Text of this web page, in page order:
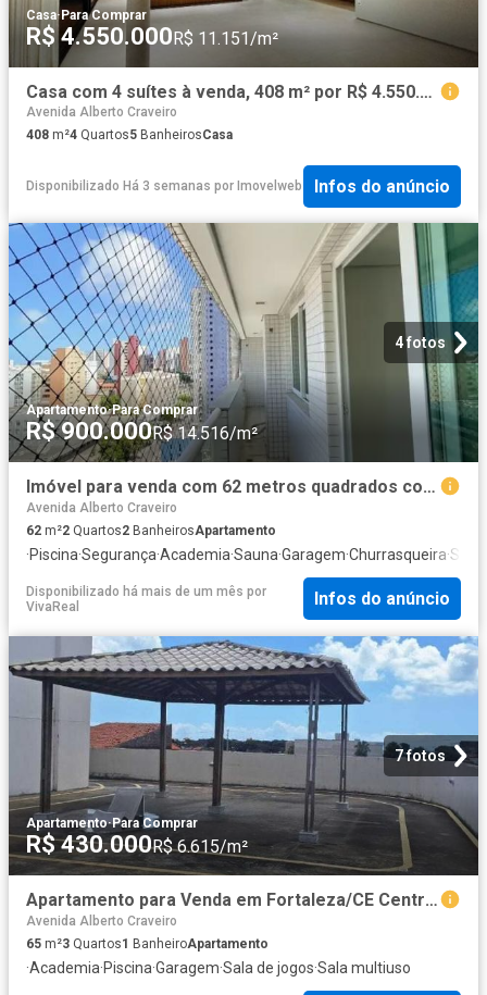
Casa·Para Comprar
R$ 4.550.000R$ 11.151/m²
Casa com 4 suítes à venda, 408 m² por R$ 4.550.000 Condomínio Mont Blanc Sorocaba/SP
Avenida Alberto Craveiro
408 m²4 Quartos5 BanheirosCasa
Disponibilizado Há 3 semanas por Imovelweb Infos do anúncio
4 fotos
Apartamento·Para Comprar
R$ 900.000R$ 14.516/m²
Imóvel para venda com 62 metros quadrados com 2 quartos em Aldeota Fortaleza CE
Avenida Alberto Craveiro
62 m²2 Quartos2 BanheirosApartamento
·Piscina·Segurança·Academia·Sauna·Garagem·Churrasqueira·Sala
Disponibilizado há mais de um mês por
VivaReal
Infos do anúncio
7 fotos
Apartamento·Para Comprar
R$ 430.000R$ 6.615/m²
Apartamento para Venda em Fortaleza/CE Centro 3 Quartos
Avenida Alberto Craveiro
65 m²3 Quartos1 BanheiroApartamento
·Academia·Piscina·Garagem·Sala de jogos·Sala multiuso